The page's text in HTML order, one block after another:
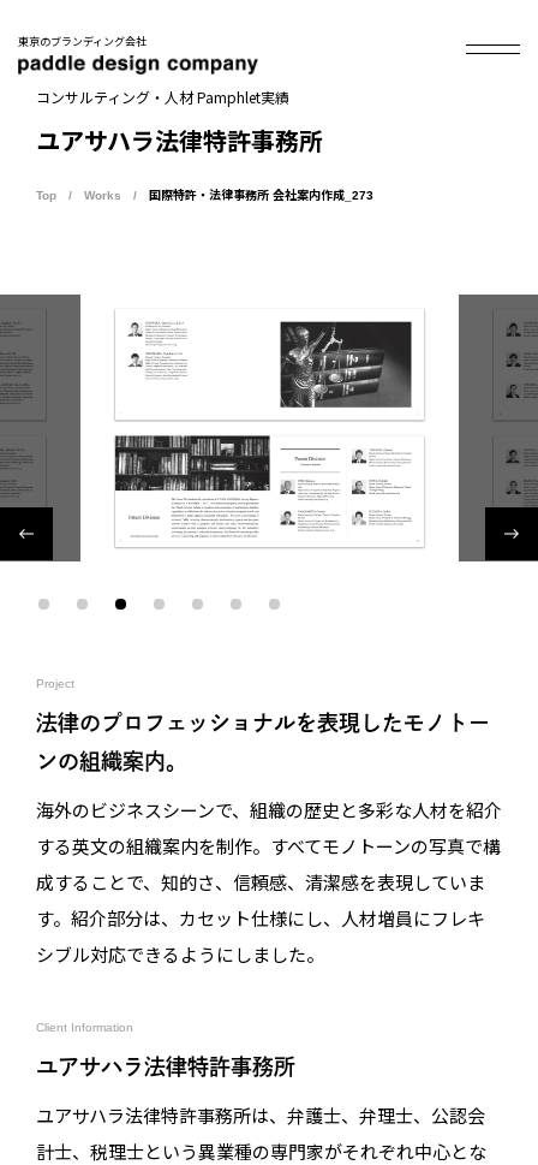
東京のブランディング会社
コンサルティング・人材 Pamphlet実績
ユアサハラ法律特許事務所
Top Works 国際特許・法律事務所 会社案内作成_273
Project
法律のプロフェッショナルを表現したモノトー
ンの組織案内。
海外のビジネスシーンで、組織の歴史と多彩な人材を紹介
する英文の組織案内を制作。すべてモノトーンの写真で構
成することで、知的さ、信頼感、清潔感を表現していま
す。紹介部分は、カセット仕様にし、人材増員にフレキ
シブル対応できるようにしました。
Client Information
ユアサハラ法律特許事務所
ユアサハラ法律特許事務所は、弁護士、弁理士、公認会
計士、税理士という異業種の専門家がそれぞれ中心とな